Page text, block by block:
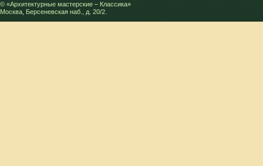
© «Архитектурные мастерские – Классика»
Москва, Берсеневская наб., д. 20/2.